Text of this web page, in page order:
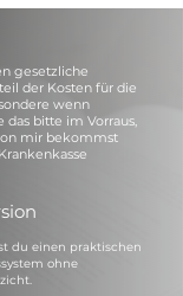
gesetzliche
der Kosten für die
wenn
bitte im Vorraus,
mir bekommst
du einen praktischen
ohne